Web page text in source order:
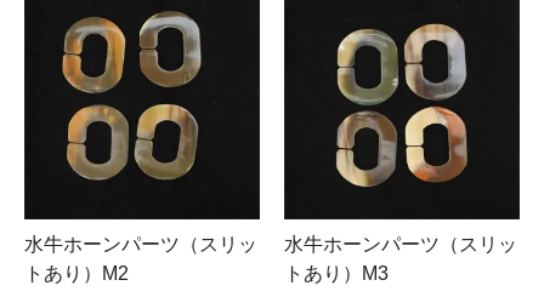
水牛ホーンパーツ（スリッ
トあり）M2
水牛ホーンパーツ（スリッ
トあり）M3